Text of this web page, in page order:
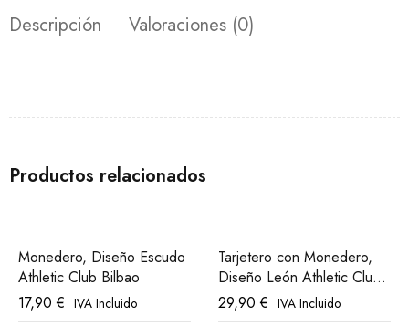
Descripción Valoraciones (0)
Productos relacionados
Monedero, Diseño Escudo
Athletic Club Bilbao
17,90€ IVA Incluido
Tarjetero con Monedero,
Diseño León Athletic Club
Bilbao
29,90€ IVA Incluido